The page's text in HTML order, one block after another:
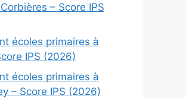
– Score IPS
écoles primaires à
IPS (2026)
écoles primaires à
– Score IPS (2026)